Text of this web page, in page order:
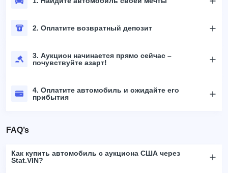
2. Оплатите возвратный депозит
3. Аукцион начинается прямо сейчас –
почувствуйте азарт!
4. Оплатите автомобиль и ожидайте его
прибытия
FAQ’s
Как купить автомобиль с аукциона США через
Stat.VIN?